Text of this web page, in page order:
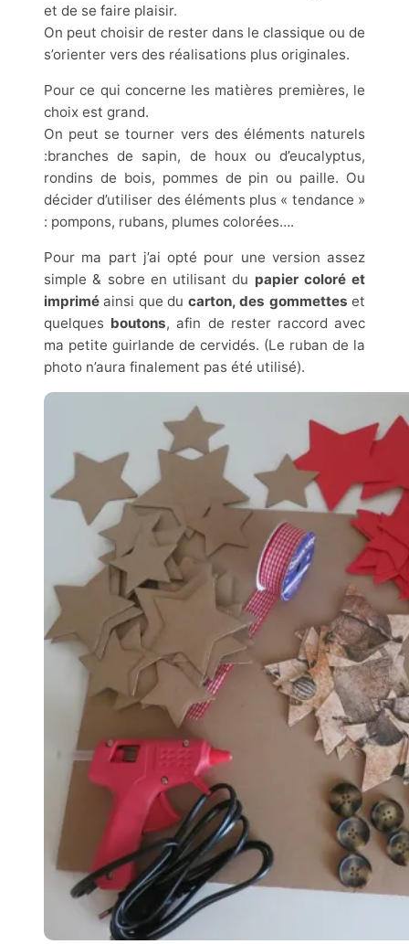
et de se faire plaisir.
On peut choisir de rester dans le classique ou de
s’orienter vers des réalisations plus originales.
Pour ce qui concerne les matières premières, le
choix est grand.
On peut se tourner vers des éléments naturels
:branches de sapin, de houx ou d’eucalyptus,
rondins de bois, pommes de pin ou paille. Ou
décider d’utiliser des éléments plus « tendance »
: pompons, rubans, plumes colorées….
Pour ma part j’ai opté pour une version assez
simple & sobre en utilisant du papier coloré et
imprimé ainsi que du carton, des gommetteset
quelques boutons, afin de rester raccord avec
ma petite guirlande de cervidés. (Le ruban de la
photo n’aura finalement pas été utilisé).